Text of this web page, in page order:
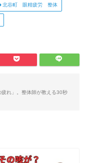
北谷町 眼精疲労 整体
れ」。整体師が教える30秒